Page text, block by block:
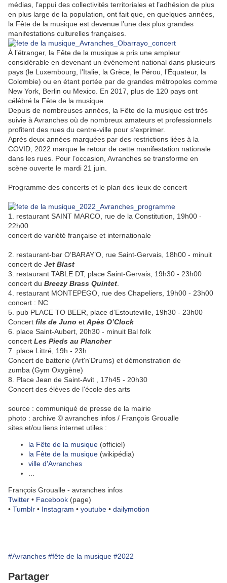
médias, l’appui des collectivités territoriales et l’adhésion de plus
en plus large de la population, ont fait que, en quelques années,
la Fête de la musique est devenue l’une des plus grandes
manifestations culturelles françaises.
À l’étranger, la Fête de la musique a pris une ampleur
considérable en devenant un événement national dans plusieurs
pays (le Luxembourg, l’Italie, la Grèce, le Pérou, l’Équateur, la
Colombie) ou en étant portée par de grandes métropoles comme
New York, Berlin ou Mexico. En 2017, plus de 120 pays ont
célébré la Fête de la musique.
Depuis de nombreuses années, la Fête de la musique est très
suivie à Avranches où de nombreux amateurs et professionnels
profitent des rues du centre-ville pour s’exprimer.
Après deux années marquées par des restrictions liées à la
COVID, 2022 marque le retour de cette manifestation nationale
dans les rues. Pour l’occasion, Avranches se transforme en
scène ouverte le mardi 21 juin.
Programme des concerts et le plan des lieux de concert
1. restaurant SAINT MARCO, rue de la Constitution, 19h00 -
22h00
concert de variété française et internationale
2. restaurant-bar O’BARAY’O, rue Saint-Gervais, 18h00 - minuit
concert de Jet Blast
3. restaurant TABLE DT, place Saint-Gervais, 19h30 - 23h00
concert du Breezy Brass Quintet
4. restaurant MONTEPEGO, rue des Chapeliers, 19h00 - 23h00
concert : NC
5. pub PLACE TO BEER, place d’Estouteville, 19h30 - 23h00
Concert fils de Juno et Apès O’Clock
6. place Saint-Aubert, 20h30 - minuit Bal folk
concert Les Pieds au Plancher
7. place Littré, 19h - 23h
Concert de batterie (Art'n'Drums) et démonstration de
zumba (Gym Oxygène)
8. Place Jean de Saint-Avit
17h45 - 20h30
Concert des élèves de l'école des arts
source : communiqué de presse de la mairie
photo : archive © avranches infos / François Groualle
sites et/ou liens internet utiles :
la Fête de la musique (officiel)
la Fête de la musique (wikipédia)
ville d'Avranches
François Groualle - avranches infos
Twitter • Facebook (page)
• Tumblr • Instagram • youtube • dailymotion
#Avranches #fête de la musique #2022
Partager